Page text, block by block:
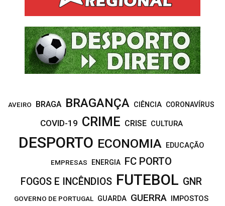
AVEIRO BRAGA BRAGANÇA CIÊNCIA CORONAVÍRUS
COVID-19 CRIME CRISE CULTURA
DESPORTO ECONOMIA EDUCAÇÃO
EMPRESAS ENERGIA FC PORTO
FOGOS E INCÊNDIOS FUTEBOL GNR
GOVERNO DE PORTUGAL GUARDA GUERRA IMPOSTOS